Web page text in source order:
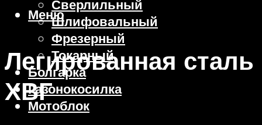
Сверлильный
Шлифовальный
Фрезерный
Токарный
Болгарка
Газонокосилка
Мотоблок
Меню
Легированная сталь
ХВГ